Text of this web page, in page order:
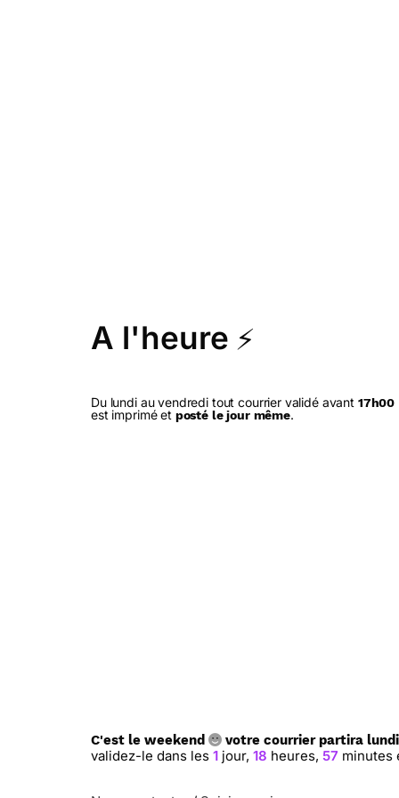
A l'heure ⚡
Du lundi au vendredi tout courrier validé avant 17h00
est imprimé et posté le jour même.
C'est le weekend votre courrier partira
validez-le dans les 1 jour, 18 heures, 57 minutes